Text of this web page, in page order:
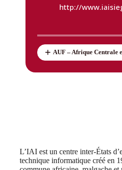
http://
AUF – Afrique Centrale
L’IAI est un centre inter-États
technique informatique créé en